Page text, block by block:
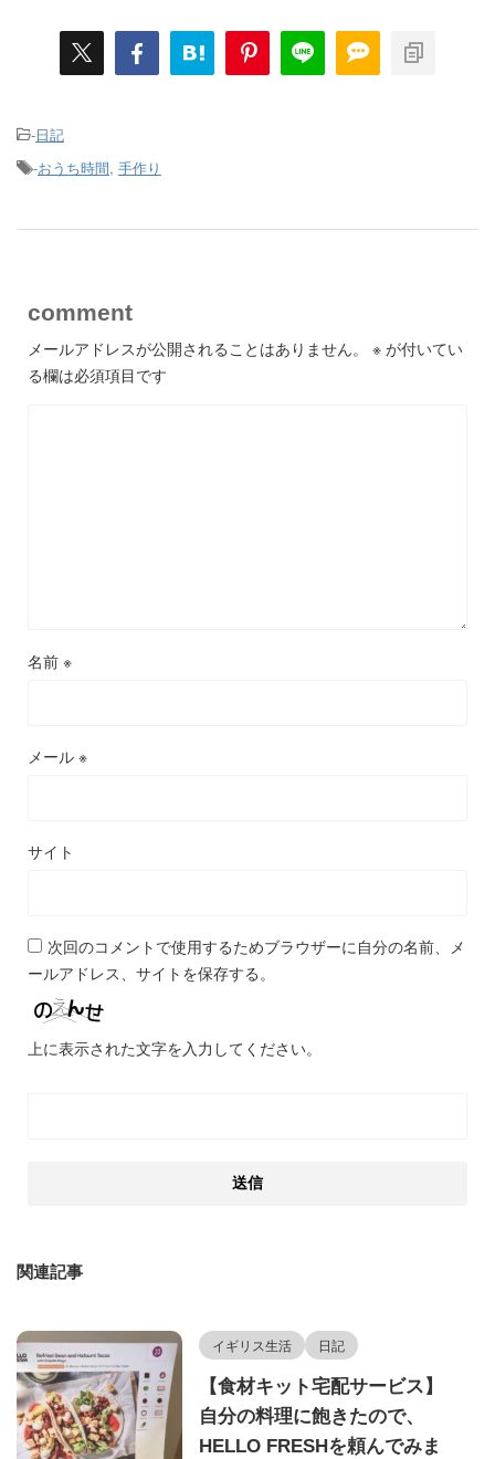
-日記
-おうち時間, 手作り
comment
メールアドレスが公開されることはありません。 ※ が付いてい
る欄は必須項目です
名前 ※
メール ※
サイト
次回のコメントで使用するためブラウザーに自分の名前、メ
ールアドレス、サイトを保存する。
上に表示された文字を入力してください。
関連記事
イギリス生活 日記
【食材キット宅配サービス】
自分の料理に飽きたので、
HELLO FRESHを頼んでみま